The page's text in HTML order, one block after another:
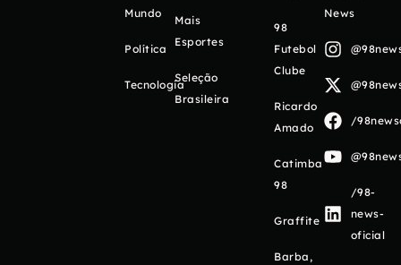
Mundo
Política
Tecnologia
Mais
Esportes
Seleção
Brasileira
98
Futebol
Clube
Ricardo
Amado
Catimba
98
Graffite
Barba,
News
/
/98-
news-
oficial